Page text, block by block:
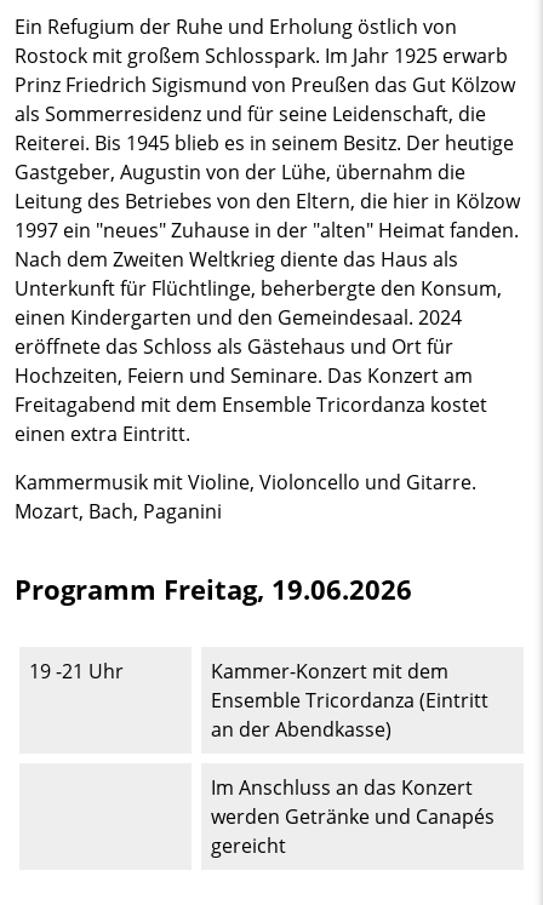
Ein Refugium der Ruhe und Erholung östlich von
Rostock mit großem Schlosspark. Im Jahr 1925 erwarb
Prinz Friedrich Sigismund von Preußen das Gut Kölzow
als Sommerresidenz und für seine Leidenschaft, die
Reiterei. Bis 1945 blieb es in seinem Besitz. Der heutige
Gastgeber, Augustin von der Lühe, übernahm die
Leitung des Betriebes von den Eltern, die hier in Kölzow
1997 ein "neues" Zuhause in der "alten" Heimat fanden.
Nach dem Zweiten Weltkrieg diente das Haus als
Unterkunft für Flüchtlinge, beherbergte den Konsum,
einen Kindergarten und den Gemeindesaal. 2024
eröffnete das Schloss als Gästehaus und Ort für
Hochzeiten, Feiern und Seminare. Das Konzert am
Freitagabend mit dem Ensemble Tricordanza kostet
einen extra Eintritt.
Kammermusik mit Violine, Violoncello und Gitarre.
Mozart, Bach, Paganini
Programm Freitag, 19.06.2026
19 -21 Uhr
Kammer-Konzert mit dem
Ensemble Tricordanza (Eintritt
an der Abendkasse)
Im Anschluss an das Konzert
werden Getränke und Canapés
gereicht